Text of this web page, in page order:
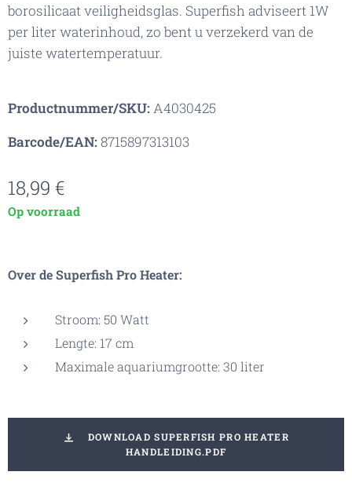
borosilicaat veiligheidsglas. Superfish adviseert 1W
per liter waterinhoud, zo bent u verzekerd van de
juiste watertemperatuur.
Productnummer/SKU:A4030425
Barcode/EAN:8715897313103
18,99 €
Op voorraad
Over de Superfish Pro Heater:
Stroom: 50 Watt
Lengte: 17 cm
Maximale aquariumgrootte: 30 liter
DOWNLOAD SUPERFISH PRO HEATER
HANDLEIDING.PDF